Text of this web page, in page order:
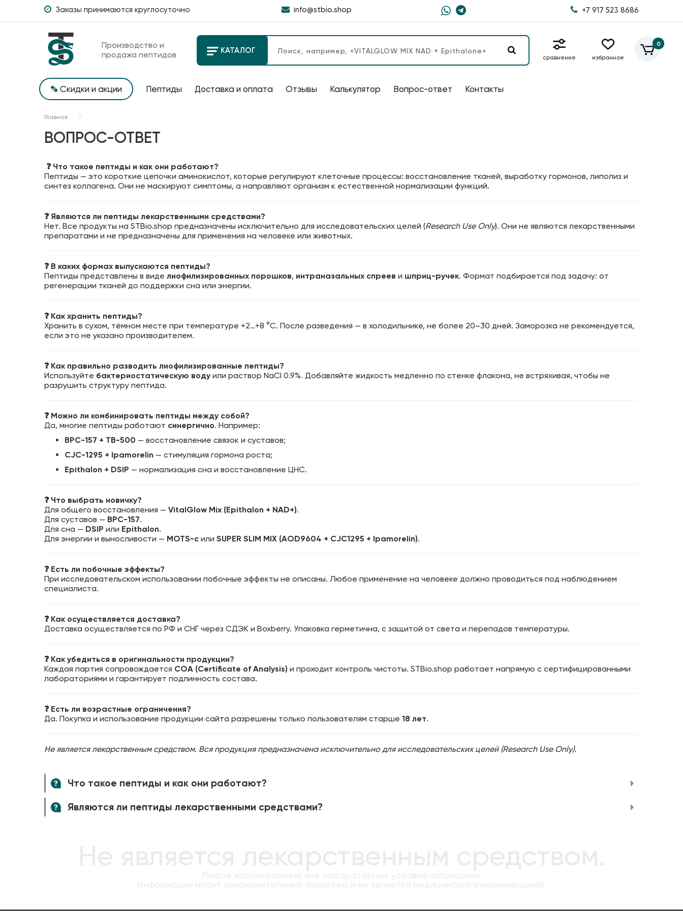
Заказы принимаются круглосуточно info@stbio.shop +7 917 523 8686
Производство и
продажа пептидов
КАТАЛОГ
сравнение избранное
0
% Скидки и акции Пептиды Доставка и оплата Отзывы Калькулятор Вопрос-ответ Контакты
Главная
ВОПРОС-ОТВЕТ
❓ Что такое пептиды и как они работают?
Пептиды — это короткие цепочки аминокислот, которые регулируют клеточные процессы: восстановление тканей, выработку гормонов, липолиз и
синтез коллагена. Они не маскируют симптомы, а направляют организм к естественной нормализации функций.
❓ Являются ли пептиды лекарственными средствами?
Нет. Все продукты на STBio.shop предназначены исключительно для исследовательских целей (Research Use Only). Они не являются лекарственными
препаратами и не предназначены для применения на человеке или животных.
❓ В каких формах выпускаются пептиды?
Пептиды представлены в виде лиофилизированных порошков, интраназальных спреев и шприц-ручек. Формат подбирается под задачу: от
регенерации тканей до поддержки сна или энергии.
❓ Как хранить пептиды?
Хранить в сухом, тёмном месте при температуре +2…+8 °C. После разведения — в холодильнике, не более 20–30 дней. Заморозка не рекомендуется,
если это не указано производителем.
❓ Как правильно разводить лиофилизированные пептиды?
Используйте бактериостатическую воду или раствор NaCl 0.9%. Добавляйте жидкость медленно по стенке флакона, не встряхивая, чтобы не
разрушить структуру пептида.
❓ Можно ли комбинировать пептиды между собой?
Да, многие пептиды работают синергично. Например:
BPC-157 + TB-500 — восстановление связок и суставов;
CJC-1295 + Ipamorelin — стимуляция гормона роста;
Epithalon + DSIP — нормализация сна и восстановление ЦНС.
❓ Что выбрать новичку?
Для общего восстановления — VitalGlow Mix (Epithalon + NAD+).
Для суставов — BPC-157.
Для сна — DSIP или Epithalon.
Для энергии и выносливости — MOTS-c или SUPER SLIM MIX (AOD9604 + CJC1295 + Ipamorelin).
❓ Есть ли побочные эффекты?
При исследовательском использовании побочные эффекты не описаны. Любое применение на человеке должно проводиться под наблюдением
специалиста.
❓ Как осуществляется доставка?
Доставка осуществляется по РФ и СНГ через СДЭК и Boxberry. Упаковка герметична, с защитой от света и перепадов температуры.
❓ Как убедиться в оригинальности продукции?
Каждая партия сопровождается COA (Certificate of Analysis) и проходит контроль чистоты. STBio.shop работает напрямую с сертифицированными
лабораториями и гарантирует подлинность состава.
❓ Есть ли возрастные ограничения?
Да. Покупка и использование продукции сайта разрешены только пользователям старше 18 лет.
Не является лекарственным средством. Вся продукция предназначена исключительно для исследовательских целей (Research Use Only).
Что такое пептиды и как они работают?
Являются ли пептиды лекарственными средствами?